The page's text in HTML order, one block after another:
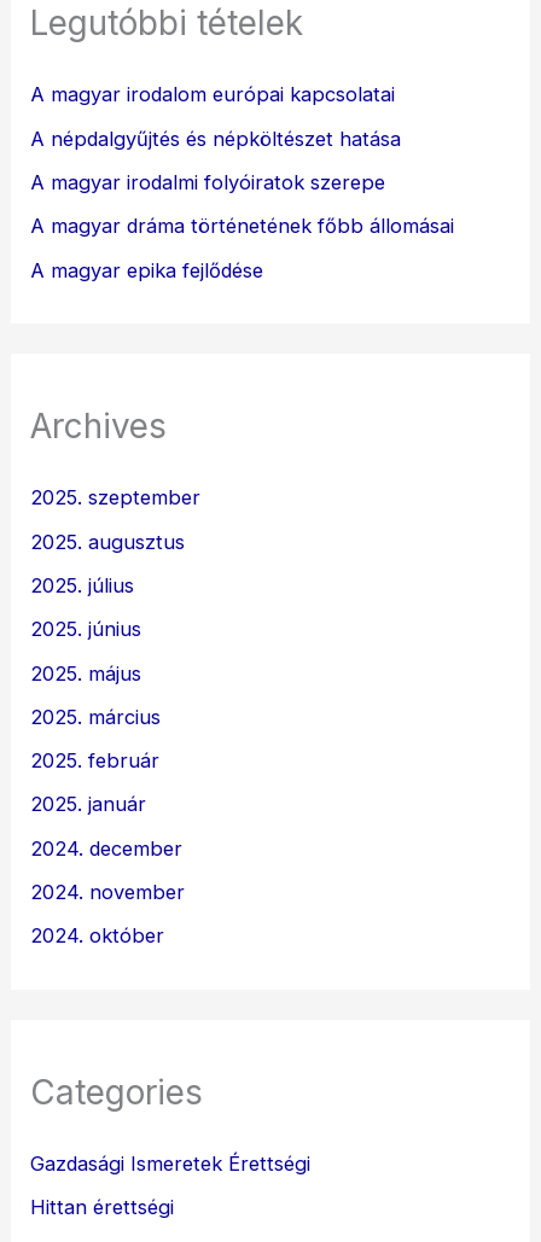
Legutóbbi tételek
A magyar irodalom európai kapcsolatai
A népdalgyűjtés és népköltészet hatása
A magyar irodalmi folyóiratok szerepe
A magyar dráma történetének főbb állomásai
A magyar epika fejlődése
Archives
2025. szeptember
2025. augusztus
2025. július
2025. június
2025. május
2025. március
2025. február
2025. január
2024. december
2024. november
2024. október
Categories
Gazdasági Ismeretek Érettségi
Hittan érettségi